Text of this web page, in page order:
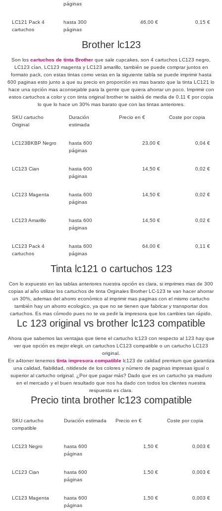
páginas
LC121 Pack 4
cartuchos
hasta 300
páginas
46,00 € 0,15 €
Brother lc123
Son los cartuchos de tinta Brother que sale cupcakes, son 4 cartuchos LC123 negro,
LC123 cían, LC123 magenta y LC123 amarillo, también se puede comprar juntos en
formato pack, con estas tintas como veras en la siguiente tabla se puede imprimir hasta
600 paginas esto junto a que su precio en proporción es mas barato que la tinta LC121 lo
hace una opción mas aconsejable para la gente que quiera ahorrar un poco. Imprimir con
estos cartuchos a color y con tinta original brother te saldrá de media de 0.11 € por copia
lo que lo hace un 30% mas barato que con las tintas anteriores.
SKU cartucho
Original
Duración
estimada
Precio en € Coste por copia
LC123BKBP Negro
hasta 600
páginas
23,00 € 0,04 €
LC123 Cian
hasta 600
páginas
14,50 € 0,02 €
LC123 Magenta
hasta 600
páginas
14,50 € 0,02 €
LC123 Amarillo
hasta 600
páginas
14,50 € 0,02 €
LC123 Pack 4
cartuchos
hasta 600
páginas
64,00 € 0,11 €
Tinta lc121 o cartuchos 123
Con lo expuesto en las tablas anteriores nuestra opción es clara, si imprimes mas de 300
copias al año utilizar los cartuchos de tinta Orginales Brother LC-123 te van hacer ahorrar
un 30%, ademas del ahorro económico al imprimir mas paginas con el mismo cartucho
también hay un ahorro ecologico, ya que no se tienen que fabricar y transportar dos
cartuchos. Es mas cómodo pues no te va pedir la impresora que los cambies tan rápido.
Lc 123 original vs brother lc123 compatible
Ahora que sabemos las ventajas que tiene el cartucho lc123 con respecto al 123 hay que
ver que opción es mejor elegir, un cartuchos LC123 compatible o un cartucho LC123
original.
En a4toner tenemos tinta impresora compatiblelc123 de calidad premium que garantiza
una calidad, fiabilidad, nitidesde de los colores y número de paginas impresas igual o
superior al cartucho original. ¿Por que pagar más? Dado que es un cartucho ya maduro
en el mercado y el buen resultado que nos ha dado con todos los clientes nuestra
respuesta es clara.
Precio tinta brother lc123 compatible
SKU cartucho
compatible
Duración estimada Precio en € Coste por copia
LC123 Negro
hasta 600
páginas
1,50 € 0,003 €
LC123 Cian
hasta 600
páginas
1,50 € 0,003 €
LC123 Magenta
hasta 600
páginas
1,50 € 0,003 €